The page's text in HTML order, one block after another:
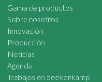
Gama de productos
Sobre nosotros
Innovación
Producción
Noticias
Agenda
Trabajos en beekenkamp